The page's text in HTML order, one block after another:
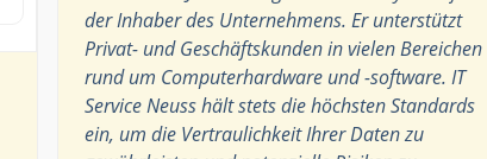
der Inhaber des Unternehmens. Er unterstützt
Privat- und Geschäftskunden in vielen Bereichen
rund um Computerhardware und -software. IT
Service Neuss hält stets die höchsten Standards
ein, um die Vertraulichkeit Ihrer Daten zu